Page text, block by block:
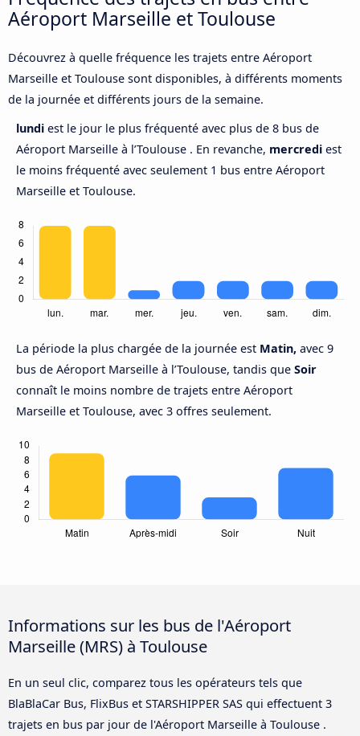
Aéroport Marseille et Toulouse
Découvrez à quelle fréquence les trajets entre Aéroport
Marseille et Toulouse sont disponibles, à différents moments
de la journée et différents jours de la semaine.
lundi est le jour le plus fréquenté avec plus de 8 bus de
Aéroport Marseille à l’Toulouse . En revanche, mercredi est
le moins fréquenté avec seulement 1 bus entre Aéroport
Marseille et Toulouse.
La période la plus chargée de la journée est Matin, avec 9
bus de Aéroport Marseille à l’Toulouse, tandis que Soir
connaît le moins nombre de trajets entre Aéroport
Marseille et Toulouse, avec 3 offres seulement.
Informations sur les bus de l'Aéroport
Marseille (MRS) à Toulouse
En un seul clic, comparez tous les opérateurs tels que
BlaBlaCar Bus, FlixBus et STARSHIPPER SAS qui effectuent 3
trajets en bus par jour de l'Aéroport Marseille à Toulouse .